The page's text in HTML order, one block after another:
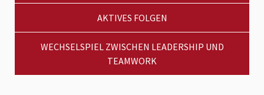
AKTIVES FOLGEN
WECHSELSPIEL ZWISCHEN LEADERSHIP UND
TEAMWORK